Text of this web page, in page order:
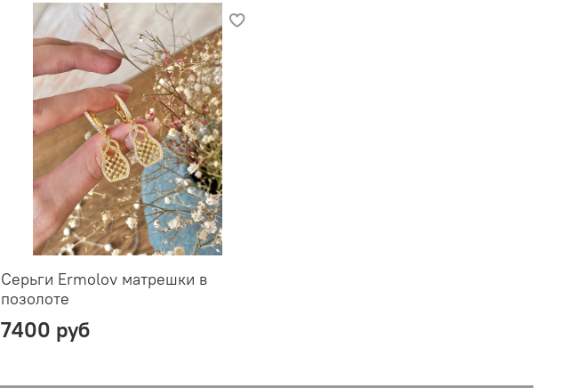
Серьги Ermolov матрешки в
позолоте
7400 руб